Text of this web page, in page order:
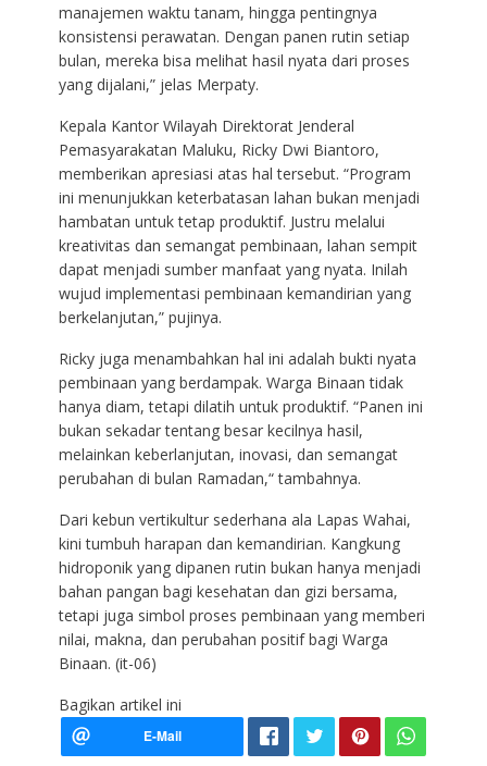
manajemen waktu tanam, hingga pentingnya
konsistensi perawatan. Dengan panen rutin setiap
bulan, mereka bisa melihat hasil nyata dari proses
yang dijalani,” jelas Merpaty.
Kepala Kantor Wilayah Direktorat Jenderal
Pemasyarakatan Maluku, Ricky Dwi Biantoro,
memberikan apresiasi atas hal tersebut. “Program
ini menunjukkan keterbatasan lahan bukan menjadi
hambatan untuk tetap produktif. Justru melalui
kreativitas dan semangat pembinaan, lahan sempit
dapat menjadi sumber manfaat yang nyata. Inilah
wujud implementasi pembinaan kemandirian yang
berkelanjutan,” pujinya.
Ricky juga menambahkan hal ini adalah bukti nyata
pembinaan yang berdampak. Warga Binaan tidak
hanya diam, tetapi dilatih untuk produktif. “Panen ini
bukan sekadar tentang besar kecilnya hasil,
melainkan keberlanjutan, inovasi, dan semangat
perubahan di bulan Ramadan,“ tambahnya.
Dari kebun vertikultur sederhana ala Lapas Wahai,
kini tumbuh harapan dan kemandirian. Kangkung
hidroponik yang dipanen rutin bukan hanya menjadi
bahan pangan bagi kesehatan dan gizi bersama,
tetapi juga simbol proses pembinaan yang memberi
nilai, makna, dan perubahan positif bagi Warga
Binaan. (it-06)
Bagikan artikel ini